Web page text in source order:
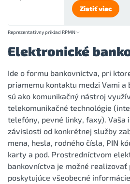
Zistiť viac
Reprezentatívny príklad RPMN
Elektronické
Ide o formu bankovníctva, pri
priamemu kontaktu medzi Vami a
sú ako komunikačný nástroj
telekomunikačné technológie
telefóny, pevné linky, faxy). Vaša
závislosti od konkrétnej služby
mena, hesla, rodného čísla, PIN
karty a pod. Prostredníctvom
bankovníctva je možné realizovať
poskytujúce všeobecné